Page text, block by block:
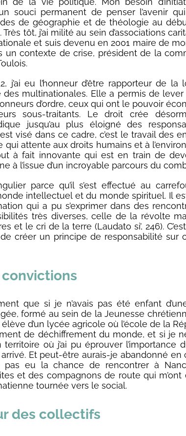
souci permanent de penser l’avenir
de géographie et de théologie au
tôt, j’ai milité au sein d’associations
et suis devenu en 2001 maire de
un contexte de crise, président de la
j’ai eu l’honneur d’être rapporteur de la
multinationales. Elle a permis de
d’ordre, ceux qui ont le pouvoir
sous-traitants. Le droit crée
jusqu’au plus éloigné des
visé dans ce cadre, c’est le travail des
qui attente aux droits humains et à
à fait innovante qui est en train de
à l’issue d’un incroyable parcours du
parce qu’il s’est effectué au
intellectuel et du monde spirituel. Il est
qui a pu s’exprimer dans des
très diverses, celle de la révolte
et le cri de la terre (Laudato si’, 246).
créer un principe de responsabilité sur
que si je n’avais pas été enfant
formé au sein de la Jeunesse
élève d’un lycée agricole où l’école de la
de déchiffrement du monde, et si je
où j’ai pu éprouver l’importance
Et peut-être aurais-je abandonné en
pas eu la chance de rencontrer à
et des compagnons de route qui m’ont
tournée vers le social.
des collectifs